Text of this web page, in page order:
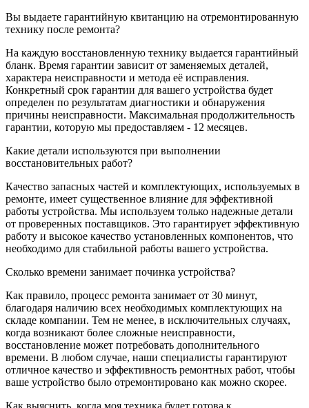
Вы выдаете гарантийную квитанцию на отремонтированную
технику после ремонта?
На каждую восстановленную технику выдается гарантийный
бланк. Время гарантии зависит от заменяемых деталей,
характера неисправности и метода её исправления.
Конкретный срок гарантии для вашего устройства будет
определен по результатам диагностики и обнаружения
причины неисправности. Максимальная продолжительность
гарантии, которую мы предоставляем - 12 месяцев.
Какие детали используются при выполнении
восстановительных работ?
Качество запасных частей и комплектующих, используемых в
ремонте, имеет существенное влияние для эффективной
работы устройства. Мы используем только надежные детали
от проверенных поставщиков. Это гарантирует эффективную
работу и высокое качество установленных компонентов, что
необходимо для стабильной работы вашего устройства.
Сколько времени занимает починка устройства?
Как правило, процесс ремонта занимает от 30 минут,
благодаря наличию всех необходимых комплектующих на
складе компании. Тем не менее, в исключительных случаях,
когда возникают более сложные неисправности,
восстановление может потребовать дополнительного
времени. В любом случае, наши специалисты гарантируют
отличное качество и эффективность ремонтных работ, чтобы
ваше устройство было отремонтировано как можно скорее.
Как выяснить, когда моя техника будет готова к